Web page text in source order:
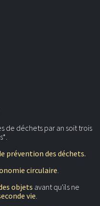
de déchets par an soit trois
prévention des déchets.
circulaire.
objets avant qu'ils ne
vie.